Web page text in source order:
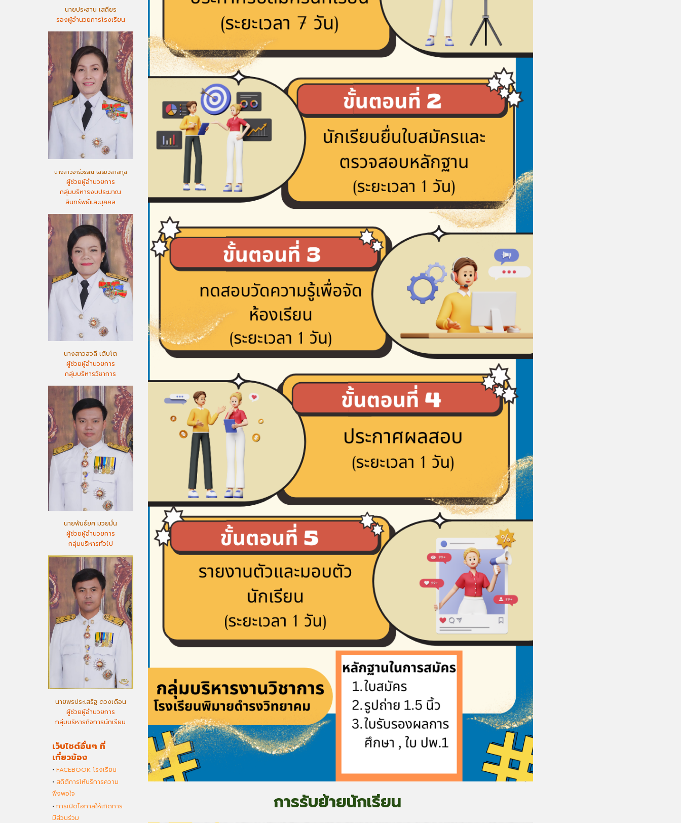
นายประสาน เสถียร
รองผู้อำนวยการโรงเรียน
นางสาวอารีวรรณ เสริมวิลาสกุล
ผู้ช่วยผู้อำนวยการ
กลุ่มบริหารงบประมาณ
สินทรัพย์และบุคคล
นางสาวสวลี เติบโต
ผู้ช่วยผู้อำนวยการ
กลุ่มบริหารวิชาการ
นายพันธ์ยศ มวยมั่น
ผู้ช่วยผู้อำนวยการ
กลุ่มบริหารทั่วไป
นายพรประเสริฐ ดวงเดือน
ผู้ช่วยผู้อำนวยการ
กลุ่มบริหารกิจการนักเรียน
เว็บไซต์อื่นๆ ที่
เกี่ยวข้อง
• FACEBOOK โรงเรียน
• สถิติการให้บริการความ
พึงพอใจ
• การเปิดโอกาสให้เกิดการ
มีส่วนร่วม
การรับย้ายนักเรียน